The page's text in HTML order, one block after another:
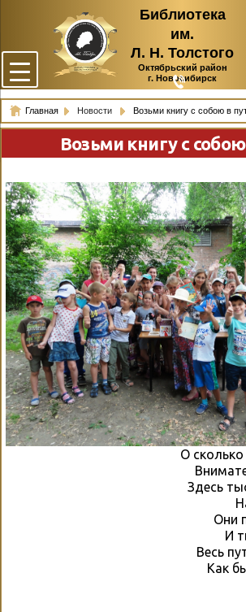
Библиотека
им.
Л. Н. Толстого
Октябрьский район
г. Новосибирск
Главная Новости Возьми книгу с собою в
Возьми книгу с
О
Здесь
Они
И
Весь
Как